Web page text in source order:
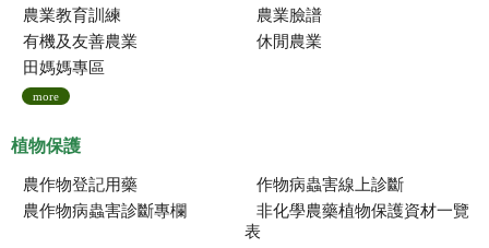
農業教育訓練
農業臉譜
有機及友善農業
休閒農業
田媽媽專區
more
植物保護
農作物登記用藥
作物病蟲害線上診斷
農作物病蟲害診斷專欄
非化學農藥植物保護資材一覽
表